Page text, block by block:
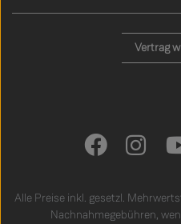
Vertrag
Alle Preise inkl. gesetzl.
Nachnahmegebühren,